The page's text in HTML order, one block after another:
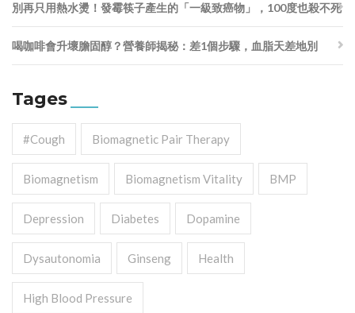
別再只用熱水燙！發霉筷子產生的「一級致癌物」，100度也殺不死
喝咖啡會升壞膽固醇？營養師揭秘：差1個步驟，血脂天差地別
Tages
#cough Biomagnetic Pair Therapy
Biomagnetism Biomagnetism Vitality BMP
Depression Diabetes Dopamine
Dysautonomia Ginseng Health
High Blood Pressure